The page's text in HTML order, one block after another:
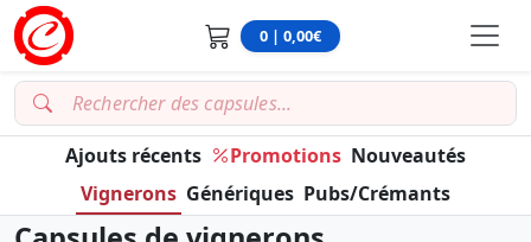
0 | 0,00€
Ajouts récents Promotions Nouveautés
Vignerons Génériques Pubs/Crémants